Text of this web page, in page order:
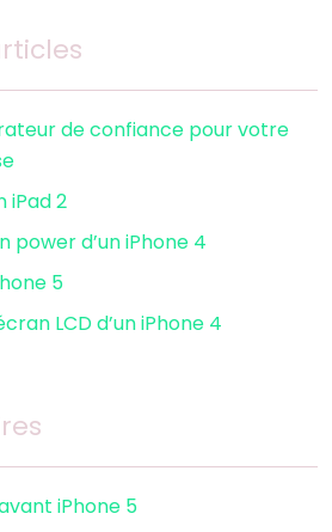
de confiance pour votre
iPad 2
power d’un iPhone 4
5
LCD d’un iPhone 4
iPhone 5